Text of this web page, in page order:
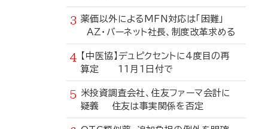
薬価以外によるMFN対応は「困難」
AZ・バーネット社長、制度改革求める
【中医協】デュピクセントに4度目の再
算定 11月1日付で
米投資調査会社、住友ファーマ会計に
疑義 住友は事実関係を否定